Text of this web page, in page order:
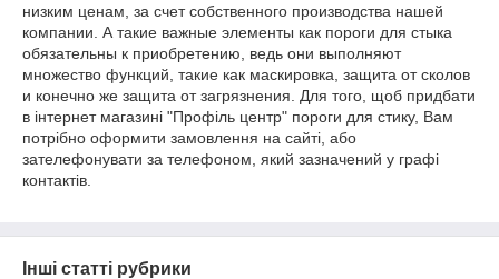
низким ценам, за счет собственного производства нашей
компании. А такие важные элементы как пороги для стыка
обязательны к приобретению, ведь они выполняют
множество функций, такие как маскировка, защита от сколов
и конечно же защита от загрязнения. Для того, щоб придбати
в інтернет магазині "Профіль центр" пороги для стику, Вам
потрібно оформити замовлення на сайті, або
зателефонувати за телефоном, який зазначений у графі
контактів.
Інші статті рубрики